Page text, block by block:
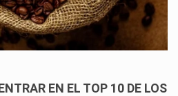
EN EL TOP 10 DE LOS